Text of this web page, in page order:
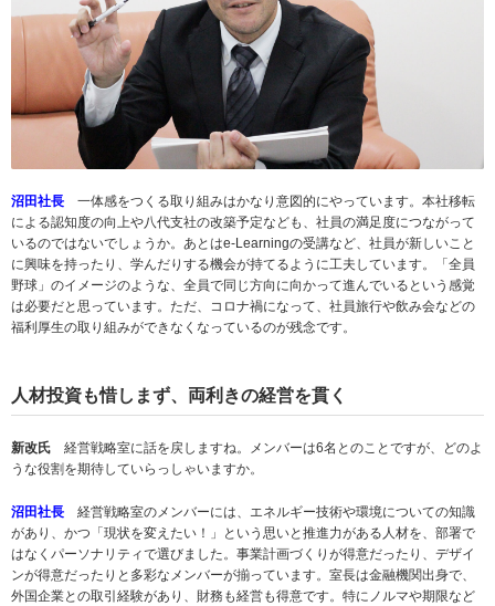
沼田社長 一体感をつくる取り組みはかなり意図的にやっています。本社移転
による認知度の向上や八代支社の改築予定なども、社員の満足度につながって
いるのではないでしょうか。あとはe-Learningの受講など、社員が新しいこと
に興味を持ったり、学んだりする機会が持てるように工夫しています。「全員
野球」のイメージのような、全員で同じ方向に向かって進んでいるという感覚
は必要だと思っています。ただ、コロナ禍になって、社員旅行や飲み会などの
福利厚生の取り組みができなくなっているのが残念です。
人材投資も惜しまず、両利きの経営を貫く
新改氏 経営戦略室に話を戻しますね。メンバーは6名とのことですが、どのよ
うな役割を期待していらっしゃいますか。
沼田社長 経営戦略室のメンバーには、エネルギー技術や環境についての知識
があり、かつ「現状を変えたい！」という思いと推進力がある人材を、部署で
はなくパーソナリティで選びました。事業計画づくりが得意だったり、デザイ
ンが得意だったりと多彩なメンバーが揃っています。室長は金融機関出身で、
外国企業との取引経験があり、財務も経営も得意です。特にノルマや期限など